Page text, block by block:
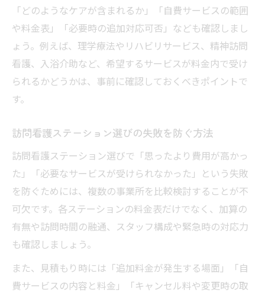
「どのようなケアが含まれるか」「自費サービスの範囲
や料金表」「必要時の追加対応可否」なども確認しまし
ょう。例えば、理学療法やリハビリサービス、精神訪問
看護、入浴介助など、希望するサービスが料金内で受け
られるかどうかは、事前に確認しておくべきポイントで
す。
訪問看護ステーション選びの失敗を防ぐ方法
訪問看護ステーション選びで「思ったより費用が高かっ
た」「必要なサービスが受けられなかった」という失敗
を防ぐためには、複数の事業所を比較検討することが不
可欠です。各ステーションの料金表だけでなく、加算の
有無や訪問時間の融通、スタッフ構成や緊急時の対応力
も確認しましょう。
また、見積もり時には「追加料金が発生する場面」「自
費サービスの内容と料金」「キャンセル料や変更時の取